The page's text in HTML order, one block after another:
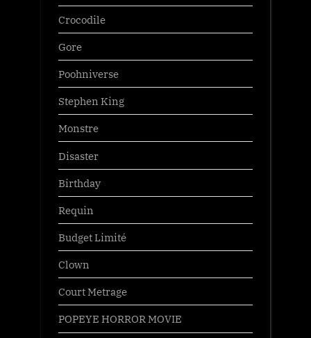
Crocodile
Gore
Poohniverse
Stephen King
Monstre
Disaster
Birthday
Requin
Budget Limité
Clown
Court Metrage
POPEYE HORROR MOVIE